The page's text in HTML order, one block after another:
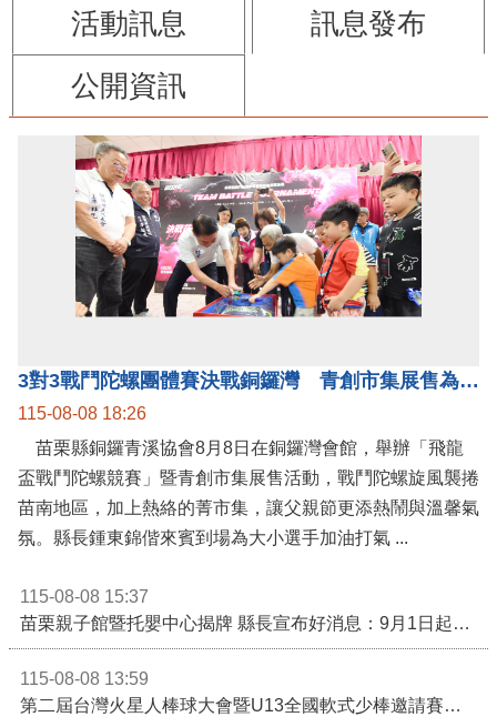
活動訊息
訊息發布
公開資訊
3對3戰鬥陀螺團體賽決戰銅鑼灣 青創市集展售為父親節增添繽紛
115-08-08 18:26
苗栗縣銅鑼青溪協會8月8日在銅鑼灣會館，舉辦「飛龍
盃戰鬥陀螺競賽」暨青創市集展售活動，戰鬥陀螺旋風襲捲
苗南地區，加上熱絡的菁市集，讓父親節更添熱鬧與溫馨氣
氛。縣長鍾東錦偕來賓到場為大小選手加油打氣 ...
115-08-08 15:37
苗栗親子館暨托嬰中心揭牌 縣長宣布好消息：9月1日起調降臨時托嬰費用
115-08-08 13:59
第二屆台灣火星人棒球大會暨U13全國軟式少棒邀請賽在苗栗舉辦